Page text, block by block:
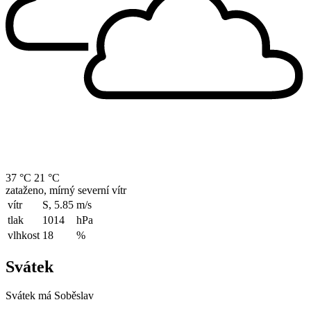
37 °C 21 °C
zataženo, mírný severní vítr
vítr
S, 5.85 m/s
tlak
1014
hPa
vlhkost 18 %
Svátek
Svátek má Soběslav